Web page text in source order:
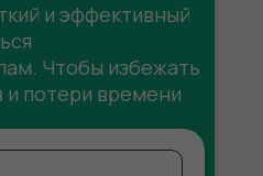
и эффективный
Чтобы избежать
потери времени